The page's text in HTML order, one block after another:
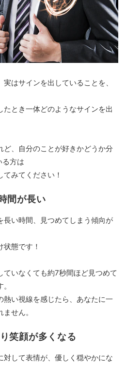
はサインを出していることを、
とき一体どのようなサインを出
ど、自分のことが好きかどうか分
方は
みてください！
間が長い
長い時間、見つめてしまう傾向が
状態です！
ていなくても約7秒間ほど見つめて
熱い視線を感じたら、あなたに一
せん。
笑顔が多くなる
対して表情が、優しく穏やかにな